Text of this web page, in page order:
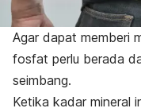
Agar dapat memberi
fosfat perlu berada
seimbang.
Ketika kadar mineral